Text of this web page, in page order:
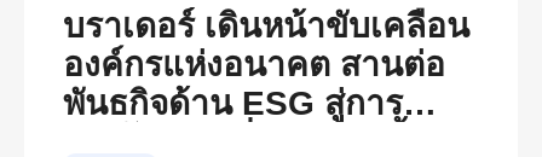
บราเดอร์ เดินหน้าขับเคลื่อน
องค์กรแห่งอนาคต สานต่อ
พันธกิจด้าน ESG สู่การ